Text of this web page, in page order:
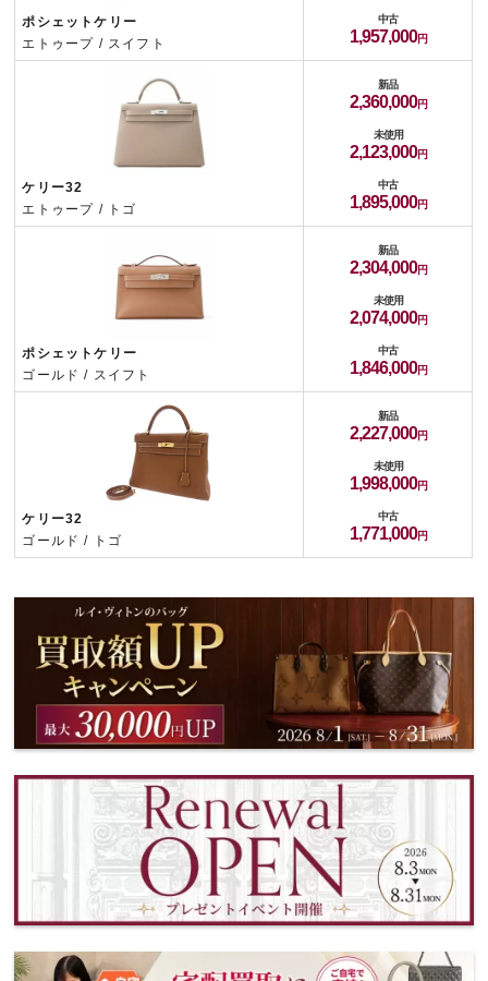
ポシェットケリー
エトゥープ / スイフト
中古
1,957,000
ケリー32
エトゥープ / トゴ
新品
2,360,000
未使用
2,123,000
中古
1,895,000
ポシェットケリー
ゴールド / スイフト
新品
2,304,000
未使用
2,074,000
中古
1,846,000
ケリー32
ゴールド / トゴ
新品
2,227,000
未使用
1,998,000
中古
1,771,000